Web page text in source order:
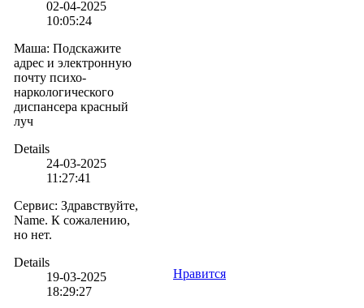
02-04-2025
10:05:24
Маша: Подскажите
адрес и электронную
почту психо-
наркологического
диспансера красный
луч
Details
24-03-2025
11:27:41
Сервис: Здравствуйте,
Name. К сожалению,
но нет.
Details
19-03-2025
18:29:27
Нравится